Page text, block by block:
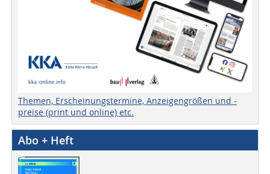
Themen, Erscheinungstermine, Anzeigengrößen und -
preise (print und online) etc.
Abo + Heft